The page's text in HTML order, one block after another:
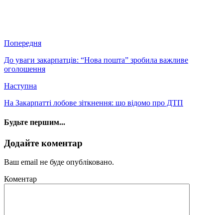
Попередня
До уваги закарпатців: “Нова пошта” зробила важливе
оголошення
Наступна
На Закарпатті лобове зіткнення: що відомо про ДТП
Будьте першим...
Додайте коментар
Ваш email не буде опубліковано.
Коментар